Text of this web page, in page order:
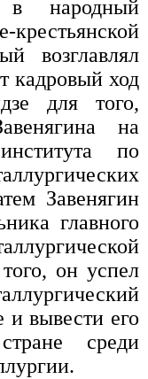
в народный
возглавлял
кадровый ход
для того,
на
по
Завенягин
главного
он успел
и вывести его
среди